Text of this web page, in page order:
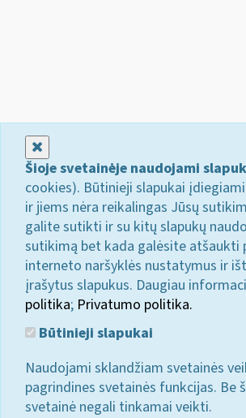
Šioje svetainėje naudojami
cookies). Būtinieji slapukai
ir jiems nėra reikalingas Jūsų
galite sutikti ir su kitų slapukų
sutikimą bet kada galėsite atšaukti
interneto naršyklės nustatymus ir
įrašytus slapukus. Daugiau
politika; Privatumo politika.
Būtinieji slapukai
Naudojami sklandžiam svetainės
pagrindines svetainės funkcijas. Be
svetainė negali tinkamai veikti.